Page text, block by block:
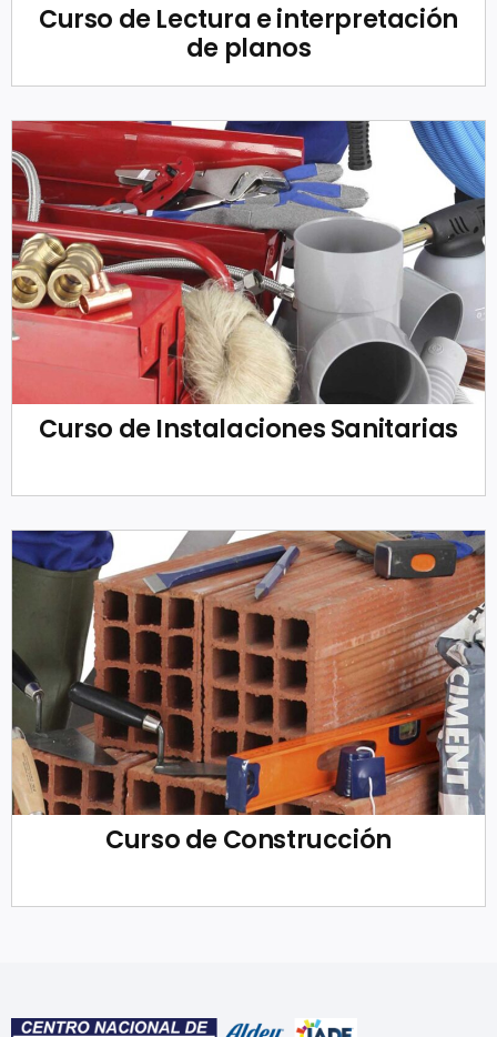
Curso de Lectura e interpretación
de planos
Curso de Instalaciones Sanitarias
Curso de Construcción